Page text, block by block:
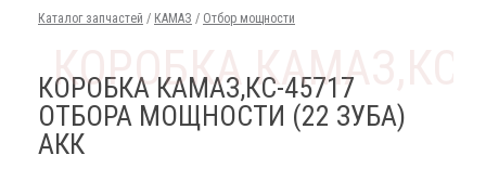
Каталог запчастей / КАМАЗ / Отбор мощности
КОРОБКА КАМАЗ,КС-45717
ОТБОРА МОЩНОСТИ (22 ЗУБА)
АКК